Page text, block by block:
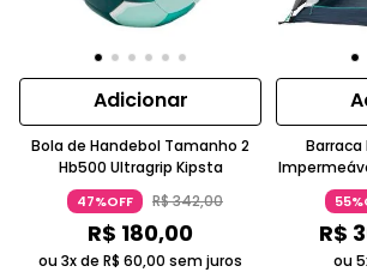
Adicionar
Bola de Handebol Tamanho 2
Hb500 Ultragrip Kipsta
47%OFF R$342,00
R$ 180,00
ou 3x de R$ 60,00 sem juros
Barraca
R$
ou